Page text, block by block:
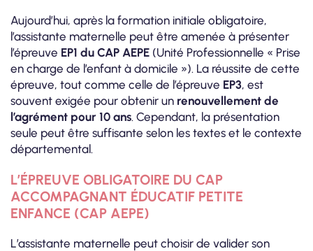
Aujourd’hui, après la formation initiale obligatoire,
l’assistante maternelle peut être amenée à présenter
l’épreuve EP1 du CAP AEPE (Unité Professionnelle « Prise
en charge de l’enfant à domicile »). La réussite de cette
épreuve, tout comme celle de l’épreuve EP3, est
souvent exigée pour obtenir un renouvellement de
l’agrément pour 10 ans. Cependant, la présentation
seule peut être suffisante selon les textes et le contexte
départemental.
L’ÉPREUVE OBLIGATOIRE DU CAP
ACCOMPAGNANT ÉDUCATIF PETITE
ENFANCE (CAP AEPE)
L’assistante maternelle peut choisir de valider son